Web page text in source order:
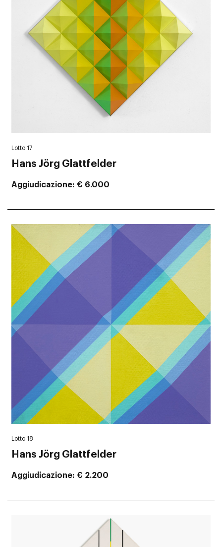
Lotto 17
Hans Jörg Glattfelder
Aggiudicazione € 6.000
Lotto 18
Hans Jörg Glattfelder
Aggiudicazione € 2.200